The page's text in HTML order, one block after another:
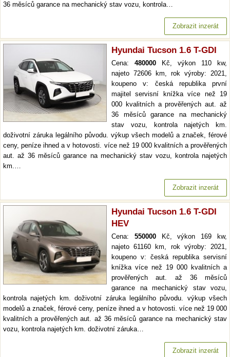
36 měsíců garance na mechanický stav vozu, kontrola…
Zobrazit inzerát
Hyundai Tucson 1.6 T-GDI
Cena: 480000 Kč, výkon 110 kw,
najeto 72606 km, rok výroby: 2021,
koupeno v: česká republika první
majitel servisní knížka více než 19
000 kvalitních a prověřených aut. až
36 měsíců garance na mechanický
stav vozu, kontrola najetých km.
doživotní záruka legálního původu. výkup všech modelů a značek, férové
ceny, peníze ihned a v hotovosti. více než 19 000 kvalitních a prověřených
aut. až 36 měsíců garance na mechanický stav vozu, kontrola najetých
km.…
Zobrazit inzerát
Hyundai Tucson 1.6 T-GDI
HEV
Cena: 550000Kč, výkon 169 kw,
najeto 61160 km, rok výroby: 2021,
koupeno v: česká republika servisní
knížka více než 19 000 kvalitních a
prověřených aut. až 36 měsíců
garance na mechanický stav vozu,
kontrola najetých km. doživotní záruka legálního původu. výkup všech
modelů a značek, férové ceny, peníze ihned a v hotovosti. více než 19 000
kvalitních a prověřených aut. až 36 měsíců garance na mechanický stav
vozu, kontrola najetých km. doživotní záruka…
Zobrazit inzerát